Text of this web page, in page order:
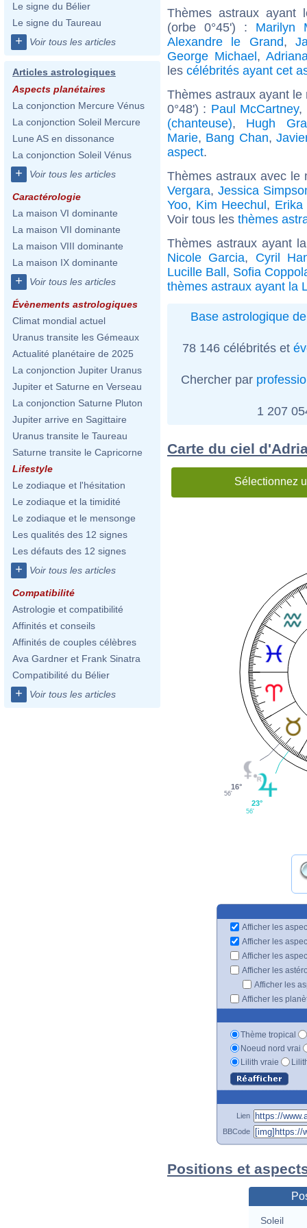
Le signe du Bélier
Le signe du Taureau
+ Voir tous les articles
Articles astrologiques
Aspects planétaires
La conjonction Mercure Vénus
La conjonction Soleil Mercure
Lune AS en dissonance
La conjonction Soleil Vénus
+ Voir tous les articles
Caractérologie
La maison VI dominante
La maison VII dominante
La maison VIII dominante
La maison IX dominante
+ Voir tous les articles
Évènements astrologiques
Climat mondial actuel
Uranus transite les Gémeaux
Actualité planétaire de 2025
La conjonction Jupiter Uranus
Jupiter et Saturne en Verseau
La conjonction Saturne Pluton
Jupiter arrive en Sagittaire
Uranus transite le Taureau
Saturne transite le Capricorne
Lifestyle
Le zodiaque et l'hésitation
Le zodiaque et la timidité
Le zodiaque et le mensonge
Les qualités des 12 signes
Les défauts des 12 signes
+ Voir tous les articles
Compatibilité
Astrologie et compatibilité
Affinités et conseils
Affinités de couples célèbres
Ava Gardner et Frank Sinatra
Compatibilité du Bélier
+ Voir tous les articles
Thèmes astraux ayant
(orbe 0°45') : Marilyn
Alexandre le Grand,
George Michael,
les célébrités ayant cet
Thèmes astraux ayant
0°48') : Paul McCartney,
(chanteuse), Hugh
Marie, Bang Chan,
aspect.
Thèmes astraux avec
Vergara, Jessica
Yoo, Kim Heechul, Erika
Voir tous les thèmes
Thèmes astraux ayant
Nicole Garcia, Cyril
Lucille Ball, Sofia
thèmes astraux ayant la
Base astrologique
78 146 célébrités et
Chercher par
1 207
Carte du ciel
Sélectionnez
16°
56'
23°
56'
Afficher les
Afficher les
Afficher les
Afficher les
Afficher les
Afficher les
Thème tropical
Noeud nord vrai
Lilith vraie
Lien
BBCode
Positions et
Soleil